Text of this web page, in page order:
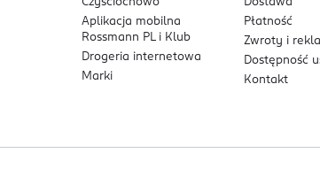
Aplikacja mobilna
Rossmann PL i Klub
Drogeria internetowa
Marki
Płatność
Zwroty i
Dostępność
Kontakt